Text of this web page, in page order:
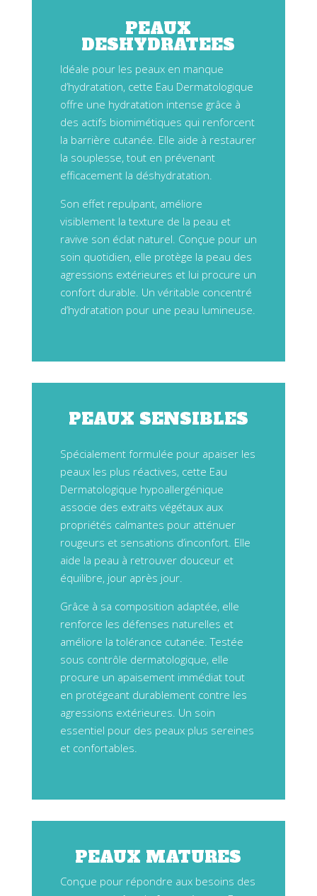
PEAUX
DESHYDRATEES
Idéale pour les peaux en manque
d’hydratation, cette Eau Dermatologique
offre une hydratation intense grâce à
des actifs biomimétiques qui renforcent
la barrière cutanée. Elle aide à restaurer
la souplesse, tout en prévenant
efficacement la déshydratation.
Son effet repulpant, améliore
visiblement la texture de la peau et
ravive son éclat naturel. Conçue pour un
soin quotidien, elle protège la peau des
agressions extérieures et lui procure un
confort durable. Un véritable concentré
d’hydratation pour une peau lumineuse.
PEAUX SENSIBLES
Spécialement formulée pour apaiser les
peaux les plus réactives, cette Eau
Dermatologique hypoallergénique
associe des extraits végétaux aux
propriétés calmantes pour atténuer
rougeurs et sensations d’inconfort. Elle
aide la peau à retrouver douceur et
équilibre, jour après jour.
Grâce à sa composition adaptée, elle
renforce les défenses naturelles et
améliore la tolérance cutanée. Testée
sous contrôle dermatologique, elle
procure un apaisement immédiat tout
en protégeant durablement contre les
agressions extérieures. Un soin
essentiel pour des peaux plus sereines
et confortables.
PEAUX MATURES
Conçue pour répondre aux besoins des